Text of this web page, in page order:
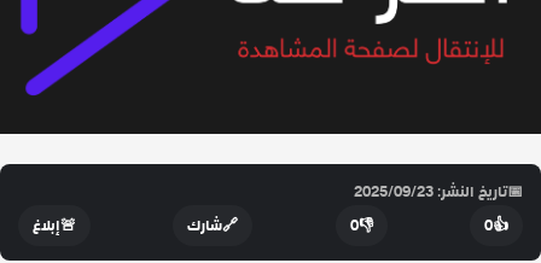
📅تاريخ النشر: 2025/09/23
👍
0
👎
0
🔗شارك 🚨إبلاغ